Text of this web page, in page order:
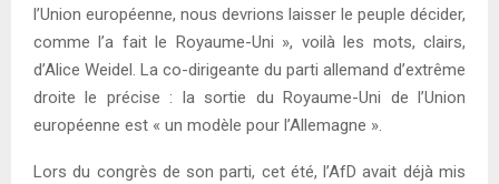
l’Union européenne, nous devrions laisser le peuple décider,
comme l’a fait le Royaume-Uni », voilà les mots, clairs,
d’Alice Weidel. La co-dirigeante du parti allemand d’extrême
droite le précise : la sortie du Royaume-Uni de l’Union
européenne est « un modèle pour l’Allemagne ».
Lors du congrès de son parti, cet été, l’AfD avait déjà mis